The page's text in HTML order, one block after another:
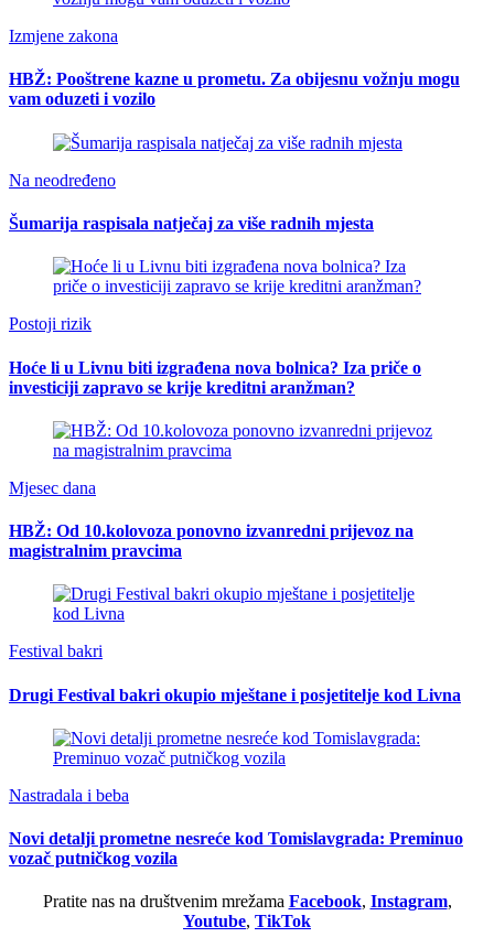
Izmjene zakona
HBŽ: Pooštrene kazne u prometu. Za obijesnu vožnju mogu
vam oduzeti i vozilo
Na neodređeno
Šumarija raspisala natječaj za više radnih mjesta
Postoji rizik
Hoće li u Livnu biti izgrađena nova bolnica? Iza priče o
investiciji zapravo se krije kreditni aranžman?
Mjesec dana
HBŽ: Od 10.kolovoza ponovno izvanredni prijevoz na
magistralnim pravcima
Festival bakri
Drugi Festival bakri okupio mještane i posjetitelje kod Livna
Nastradala i beba
Novi detalji prometne nesreće kod Tomislavgrada: Preminuo
vozač putničkog vozila
Pratite nas na društvenim mrežama Facebook, Instagram,
Youtube, TikTok